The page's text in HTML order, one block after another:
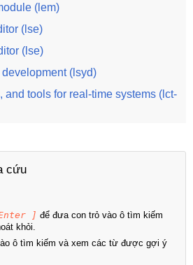
(lem)
(lse)
(lse)
(lsyd)
and tools for real-time systems (lct-
cứu
] để đưa con trỏ vào ô tìm kiếm
khỏi.
ô tìm kiếm và xem các từ được gợi ý